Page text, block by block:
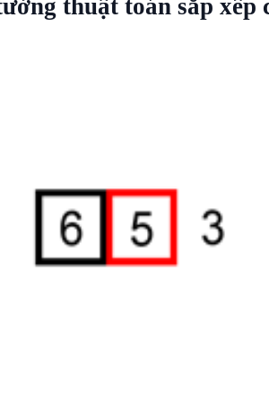
thuật toán sắp xếp